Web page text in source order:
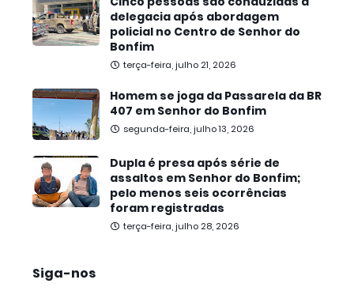
delegacia após abordagem
policial no Centro de Senhor do
Bonfim
terça-feira, julho 21, 2026
Homem se joga da Passarela da BR
407 em Senhor do Bonfim
segunda-feira, julho 13, 2026
Dupla é presa após série de
assaltos em Senhor do Bonfim;
pelo menos seis ocorrências
foram registradas
terça-feira, julho 28, 2026
Siga-nos